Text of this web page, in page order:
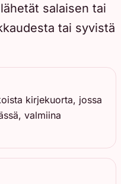
salaisen tai
tai syvistä
kirjekuorta, jossa
valmiina